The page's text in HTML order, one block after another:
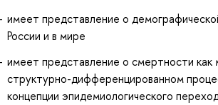
имеет представление о
России и в мире
имеет представление о смертности как
структурно-дифференцированном
концепции эпидемиологического